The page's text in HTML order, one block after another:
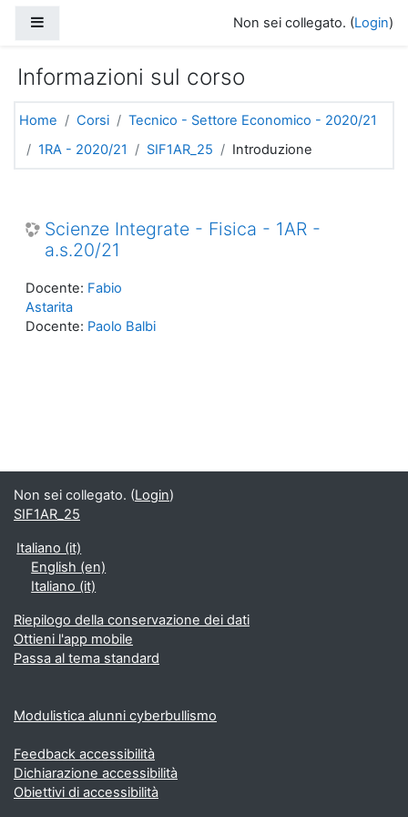
Non sei collegato. (Login)
Informazioni sul corso
Home Corsi
Tecnico - Settore Economico - 2020/21
1RA - 2020/21
SIF1AR_25 Introduzione
Scienze Integrate - Fisica - 1AR -
a.s.20/21
Docente: Fabio
Astarita
Docente: Paolo Balbi
Non sei collegato. (Login)
SIF1AR_25
Italiano ‎(it)‎
English ‎(en)‎
Italiano ‎(it)‎
Riepilogo della conservazione dei dati
Ottieni l'app mobile
Passa al tema standard
Modulistica alunni cyberbullismo
Feedback accessibilità
Dichiarazione accessibilità
Obiettivi di accessibilità